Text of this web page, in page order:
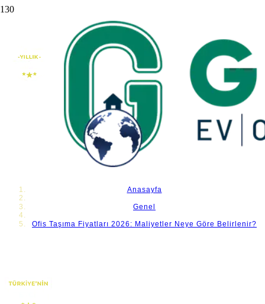
Ofis Taşıma Fiyatları 2026: Maliyetler Neye
Göre Belirlenir?
Anasayfa
Genel
Ofis Taşıma Fiyatları 2026: Maliyetler Neye Göre Belirlenir?